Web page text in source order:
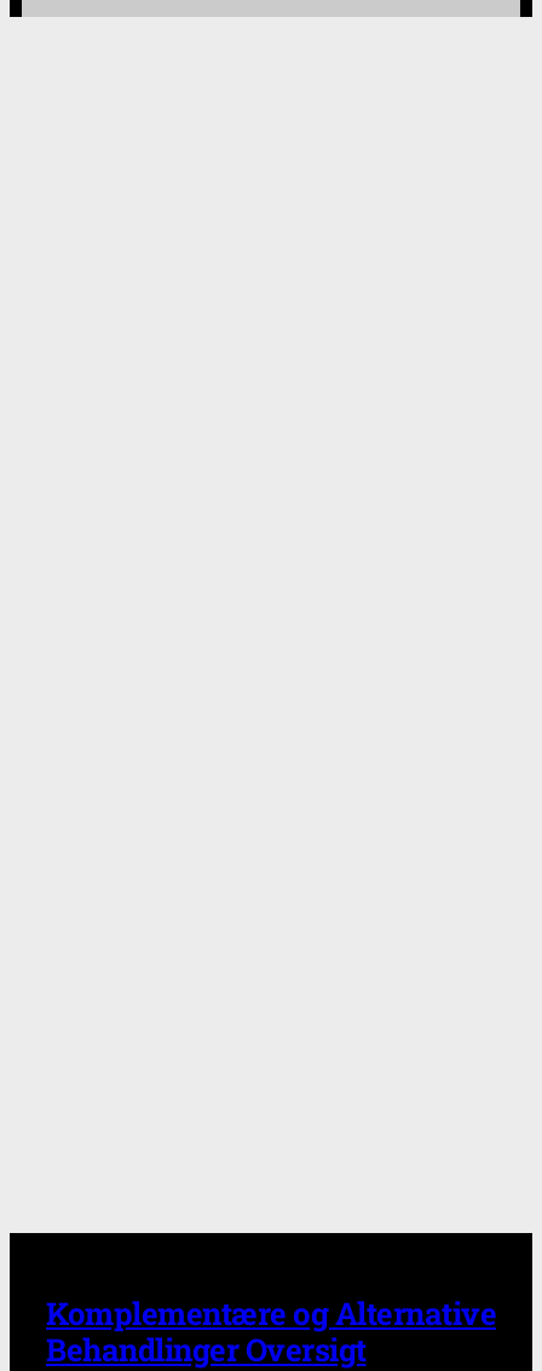
Komplementære og Alternative
Behandlinger Oversigt